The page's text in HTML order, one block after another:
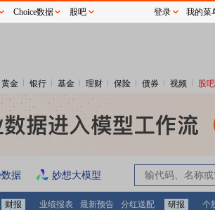
黄金 银行 基金 理财 保险 债券 视频 股吧
数据 妙想大模型
财报 业绩报表 最新预告 分红送配 研报 个
Choice数据 股吧 登录 我的菜